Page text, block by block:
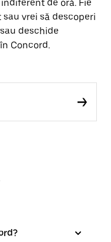
de oră. Fie
vrei să descoperi
deschide
Concord.